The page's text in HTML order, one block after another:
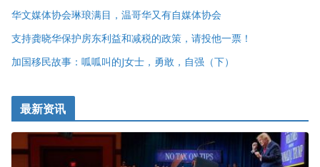
华文媒体协会琳琅满目，温哥华又有自媒体协会
支持龚晓华保护房东利益和减税的政策，请投他一票！
加国移民故事：呱呱叫的J女士，勇敢，自强（下）
最新资讯